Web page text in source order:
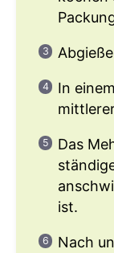
In
Das
ist.
Nach